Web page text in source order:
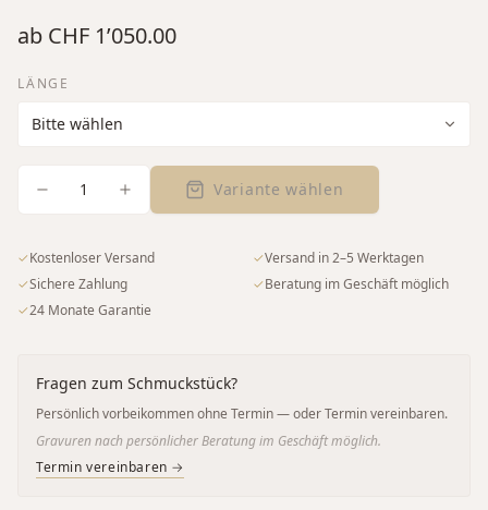
ab CHF 1’050.00
LÄNGE
1 Variante wählen
✓Kostenloser Versand ✓Versand in 2–5 Werktagen
✓Sichere Zahlung ✓Beratung im Geschäft möglich
✓24 Monate Garantie
Fragen zum Schmuckstück?
Persönlich vorbeikommen ohne Termin — oder Termin vereinbaren.
Gravuren nach persönlicher Beratung im Geschäft möglich.
Termin vereinbaren →